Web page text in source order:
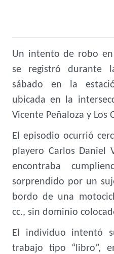
Un intento de robo
se registró durante
sábado en la
ubicada en la
Vicente Peñaloza y Los
El episodio ocurrió
playero Carlos Daniel
encontraba
sorprendido por un
bordo de una
cc., sin dominio
El individuo intentó
trabajo tipo “libro”,